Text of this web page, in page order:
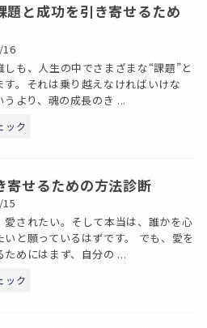
題と成功を引き寄せるため
16
しも、人生の中でさまざまな“課題”と
す。それは乗り越えなければいけな
うより、魂の成長のき ...
ック
寄せるための方法診断
愛されたい。そして本当は、誰かを心
いと願っているはずです。 でも、愛を
ためにはまず、自分の ...
ック